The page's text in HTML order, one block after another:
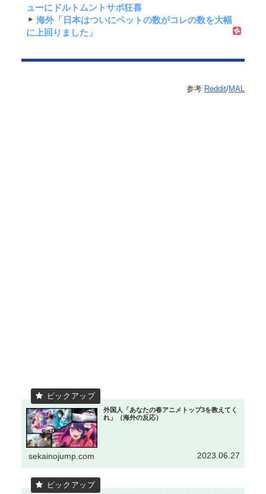
ューにドルトムントサポ狂喜
海外「日本はついにペットの数がコレの数を大幅
に上回りました」
参考 Reddit/MAL
外国人「あなたの春アニメトップ3を教えてく
れ」（海外の反応）
sekainojump.com 2023.06.27